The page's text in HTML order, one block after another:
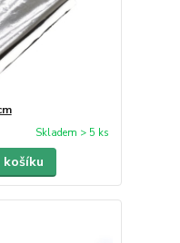
Skladem > 5 ks